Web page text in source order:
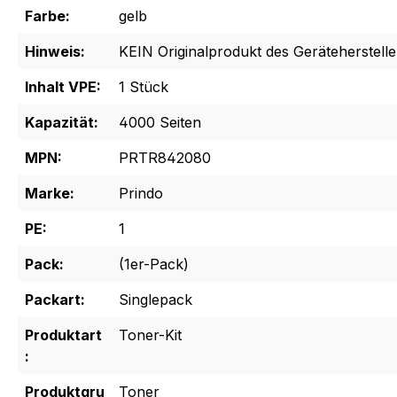
Farbe:
gelb
Hinweis:
KEIN Originalprodukt des
Inhalt VPE:
1 Stück
Kapazität:
4000 Seiten
MPN:
PRTR842080
Marke:
Prindo
PE:
1
Pack:
(1er-Pack)
Packart:
Singlepack
Produktart
:
Toner-Kit
Produktgru Toner